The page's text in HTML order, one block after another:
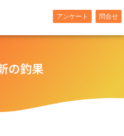
アンケート 問合せ
の釣果